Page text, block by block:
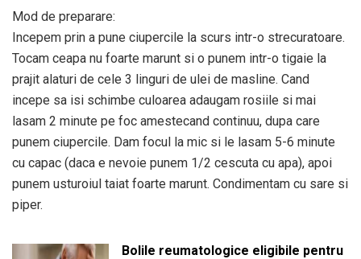
Mod de preparare:
Incepem prin a pune ciupercile la scurs intr-o strecuratoare.
Tocam ceapa nu foarte marunt si o punem intr-o tigaie la
prajit alaturi de cele 3 linguri de ulei de masline. Cand
incepe sa isi schimbe culoarea adaugam rosiile si mai
lasam 2 minute pe foc amestecand continuu, dupa care
punem ciupercile. Dam focul la mic si le lasam 5-6 minute
cu capac (daca e nevoie punem 1/2 cescuta cu apa), apoi
punem usturoiul taiat foarte marunt. Condimentam cu sare si
piper.
Bolile reumatologice eligibile pentru